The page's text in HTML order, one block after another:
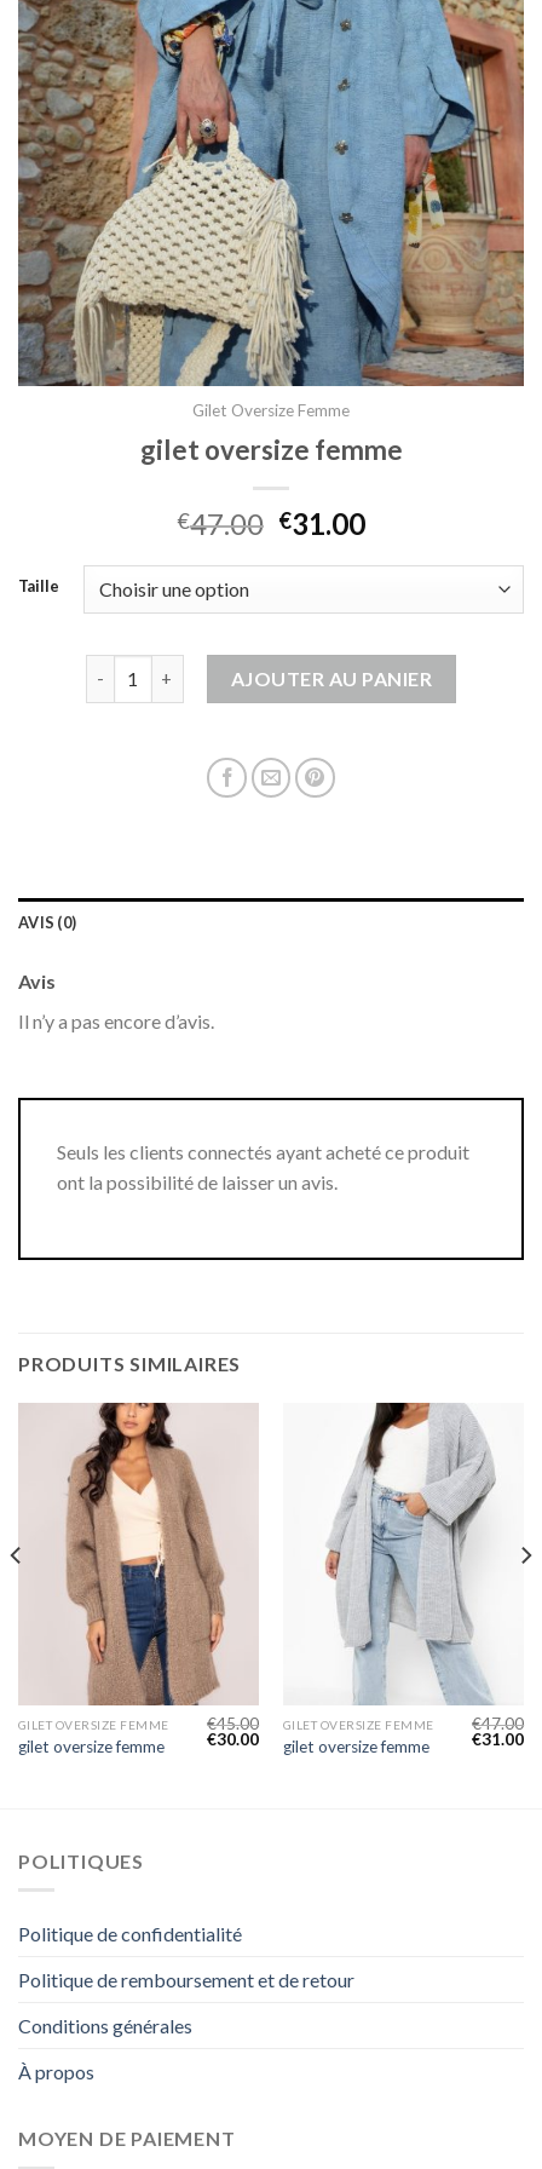
Gilet Oversize Femme
gilet oversize femme
€47.00 €31.00
Taille
AJOUTER AU PANIER
AVIS (0)
Avis
Il n’y a pas encore d’avis.
Seuls les clients connectés ayant acheté ce produit
ont la possibilité de laisser un avis.
PRODUITS SIMILAIRES
GILET OVERSIZE FEMME
gilet oversize femme
€45.00
€30.00
GILET OVERSIZE FEMME
gilet oversize femme
€47.00
€31.00
POLITIQUES
Politique de confidentialité
Politique de remboursement et de retour
Conditions générales
À propos
MOYEN DE PAIEMENT